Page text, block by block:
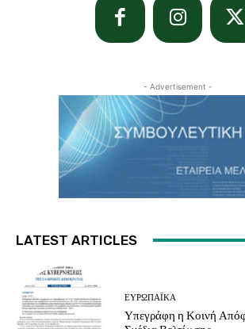
- Advertisement -
LATEST ARTICLES
ΕΥΡΩΠΑΪΚΆ
Υπεγράφη η Κοινή